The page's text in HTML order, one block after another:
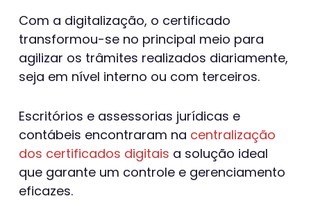
Com a digitalização, o certificado
transformou-se no principal meio para
agilizar os trâmites realizados diariamente,
seja em nível interno ou com terceiros.
Escritórios e assessorias jurídicas e
contábeis encontraram na centralização
dos certificados digitais a solução ideal
que garante um controle e gerenciamento
eficazes.